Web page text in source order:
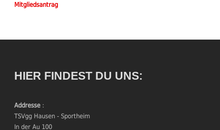
Mitgliedsantrag
HIER FINDEST DU UNS:
Addresse :
TSVgg Hausen - Sportheim
In der Au 100